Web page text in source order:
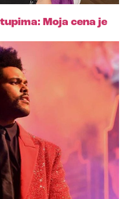
Moja cena je